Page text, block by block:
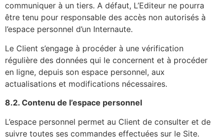
communiquer à un tiers. A défaut, L’Editeur ne pourra
être tenu pour responsable des accès non autorisés à
l’espace personnel d’un Internaute.
Le Client s’engage à procéder à une vérification
régulière des données qui le concernent et à procéder
en ligne, depuis son espace personnel, aux
actualisations et modifications nécessaires.
8.2. Contenu de l’espace personnel
L’espace personnel permet au Client de consulter et de
suivre toutes ses commandes effectuées sur le Site.